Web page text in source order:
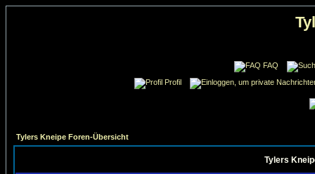
FAQ
Profil
Tylers Kneipe Foren-Übersicht
Tylers